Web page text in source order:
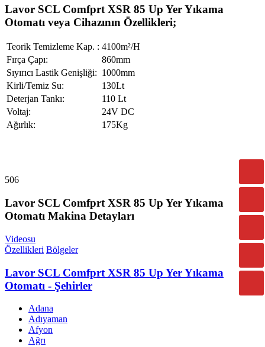
Lavor SCL Comfprt XSR 85 Up Yer Yıkama
Otomatı veya Cihazının Özellikleri;
Teorik Temizleme Kap. : 4100m²/H
Fırça Çapı:
860mm
Sıyırıcı Lastik Genişliği: 1000mm
Kirli/Temiz Su:
130Lt
Deterjan Tankı:
110 Lt
Voltaj:
24V DC
Ağırlık:
175Kg
506
Lavor SCL Comfprt XSR 85 Up Yer Yıkama
Otomatı Makina Detayları
Videosu
Özellikleri Bölgeler
Lavor SCL Comfprt XSR 85 Up Yer Yıkama
Otomatı - Şehirler
Adana
Adıyaman
Afyon
Ağrı